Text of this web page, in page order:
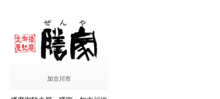
加古川市